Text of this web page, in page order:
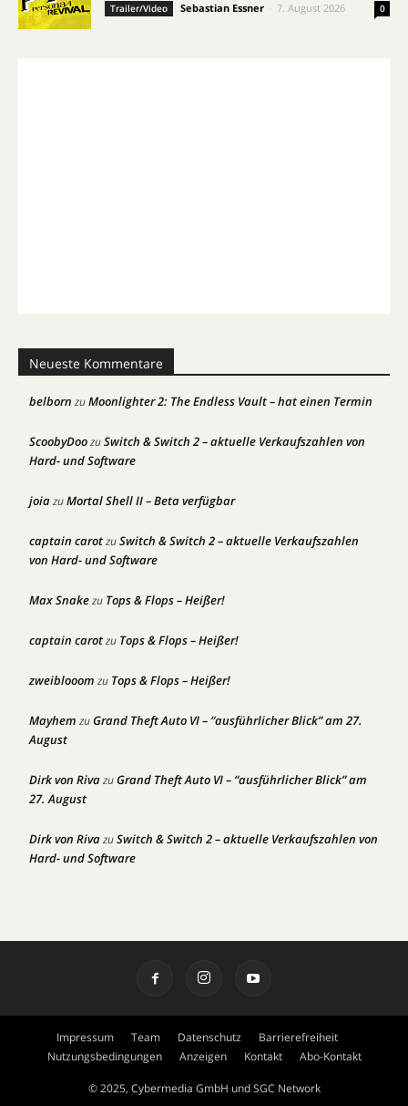
Trailer/Video Sebastian Essner 7. August 2026 0
Neueste Kommentare
belborn zuMoonlighter 2: The Endless Vault – hat einen Termin
ScoobyDoozuSwitch & Switch 2 – aktuelle Verkaufszahlen von
Hard- und Software
joiazuMortal Shell II – Beta verfügbar
captain carotzuSwitch & Switch 2 – aktuelle Verkaufszahlen
von Hard- und Software
Max Snakezu Tops & Flops – Heißer!
captain carotzu Tops & Flops – Heißer!
zweiblooom zu Tops & Flops – Heißer!
Mayhem zuGrand Theft Auto VI – “ausführlicher Blick” am 27.
August
Dirk von RivazuGrand Theft Auto VI – “ausführlicher Blick” am
27. August
Dirk von RivazuSwitch & Switch 2 – aktuelle Verkaufszahlen von
Hard- und Software
Impressum Team Datenschutz
Barrierefreiheit
Nutzungsbedingungen
Anzeigen Kontakt Abo-Kontakt
© 2025, Cybermedia GmbH und SGC Network